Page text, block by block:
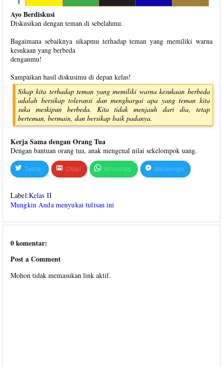
Ayo Berdiskusi
Diskusikan dengan teman di sebelahmu.
Bagaimana sebaiknya sikapmu terhadap teman yang memiliki warna
kesukaan yang berbeda
denganmu!
Sampaikan hasil diskusimu di depan kelas!
Sikap kita terhadap teman yang memiliki warna kesukaan berbeda
adalah bersikap toleransi dan menghargai apa yang teman kita
suka meskipun berbeda. Kita tidak menjauh dari dia, tetap
berteman, bermain, dan bersikap baik padanya.
Kerja Sama dengan Orang Tua
Dengan bantuan orang tua, anak mengenal nilai sekelompok uang.
Twitter GMail WhatsApp Messenger
Label:Kelas II
Mungkin Anda menyukai tulisan ini
0 komentar:
Post a Comment
Mohon tidak memasukan link aktif.